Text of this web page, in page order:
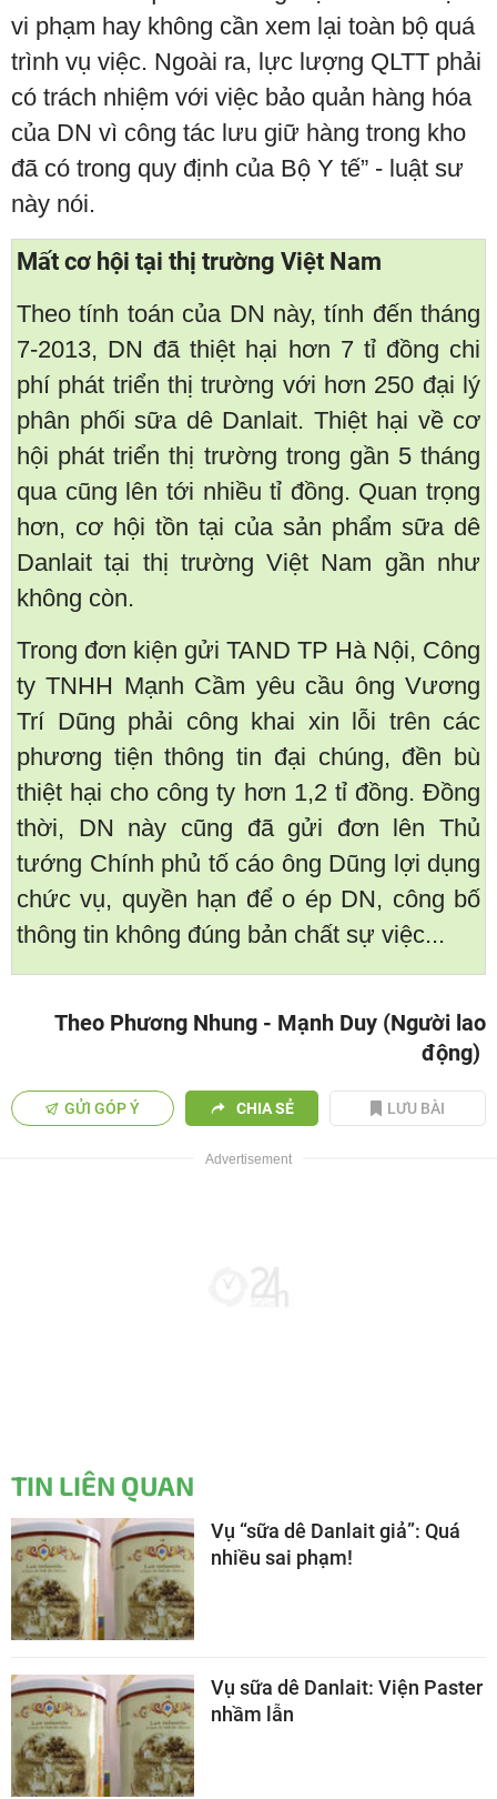
vi phạm hay không cần xem lại toàn bộ quá
trình vụ việc. Ngoài ra, lực lượng QLTT phải
có trách nhiệm với việc bảo quản hàng hóa
của DN vì công tác lưu giữ hàng trong kho
đã có trong quy định của Bộ Y tế” - luật sư
này nói.
Mất cơ hội tại thị trường Việt Nam
Theo tính toán của DN này, tính đến tháng
7-2013, DN đã thiệt hại hơn 7 tỉ đồng chi
phí phát triển thị trường với hơn 250 đại lý
phân phối sữa dê Danlait. Thiệt hại về cơ
hội phát triển thị trường trong gần 5 tháng
qua cũng lên tới nhiều tỉ đồng. Quan trọng
hơn, cơ hội tồn tại của sản phẩm sữa dê
Danlait tại thị trường Việt Nam gần như
không còn.
Trong đơn kiện gửi TAND TP Hà Nội, Công
ty TNHH Mạnh Cầm yêu cầu ông Vương
Trí Dũng phải công khai xin lỗi trên các
phương tiện thông tin đại chúng, đền bù
thiệt hại cho công ty hơn 1,2 tỉ đồng. Đồng
thời, DN này cũng đã gửi đơn lên Thủ
tướng Chính phủ tố cáo ông Dũng lợi dụng
chức vụ, quyền hạn để o ép DN, công bố
thông tin không đúng bản chất sự việc...
Theo Phương Nhung - Mạnh Duy (Người lao
động)
GỬI GÓP Ý CHIA SẺ LƯU BÀI
TIN LIÊN QUAN
Vụ “sữa dê Danlait giả”: Quá
nhiều sai phạm!
Vụ sữa dê Danlait: Viện Paster
nhầm lẫn